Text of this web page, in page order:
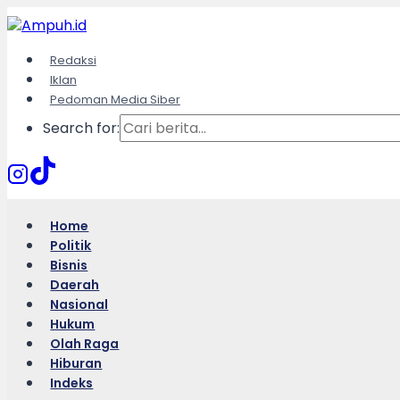
Skip
to
contentRedaksi
Iklan
Pedoman Media Siber
Search for:
Home
Politik
Bisnis
Daerah
Nasional
Hukum
Olah Raga
Hiburan
Indeks